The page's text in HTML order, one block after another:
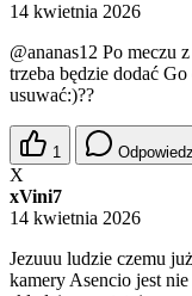
14 kwietnia 2026
@ananas12 Po meczu
trzeba będzie dodać
usuwać:)??
1 Odpowiedz
X
xVini7
14 kwietnia 2026
Jezuuu ludzie czemu
kamery Asencio jest